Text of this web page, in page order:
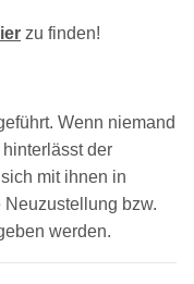
zu finden!
Wenn niemand
der
mit ihnen in
bzw.
werden.